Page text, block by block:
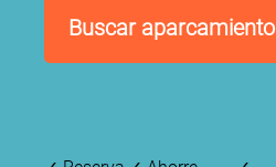
Buscar aparcamiento